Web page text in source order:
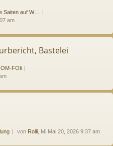
Saiten auf W…
am
Bastelei
FOli
von Rolli , Mi Mai 20, 2026 9:37 am